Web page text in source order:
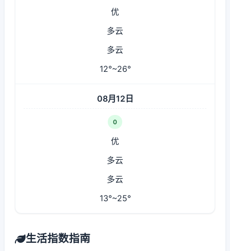
优
多云
多云
12°~26°
08月12日
0
优
多云
多云
13°~25°
生活指数指南